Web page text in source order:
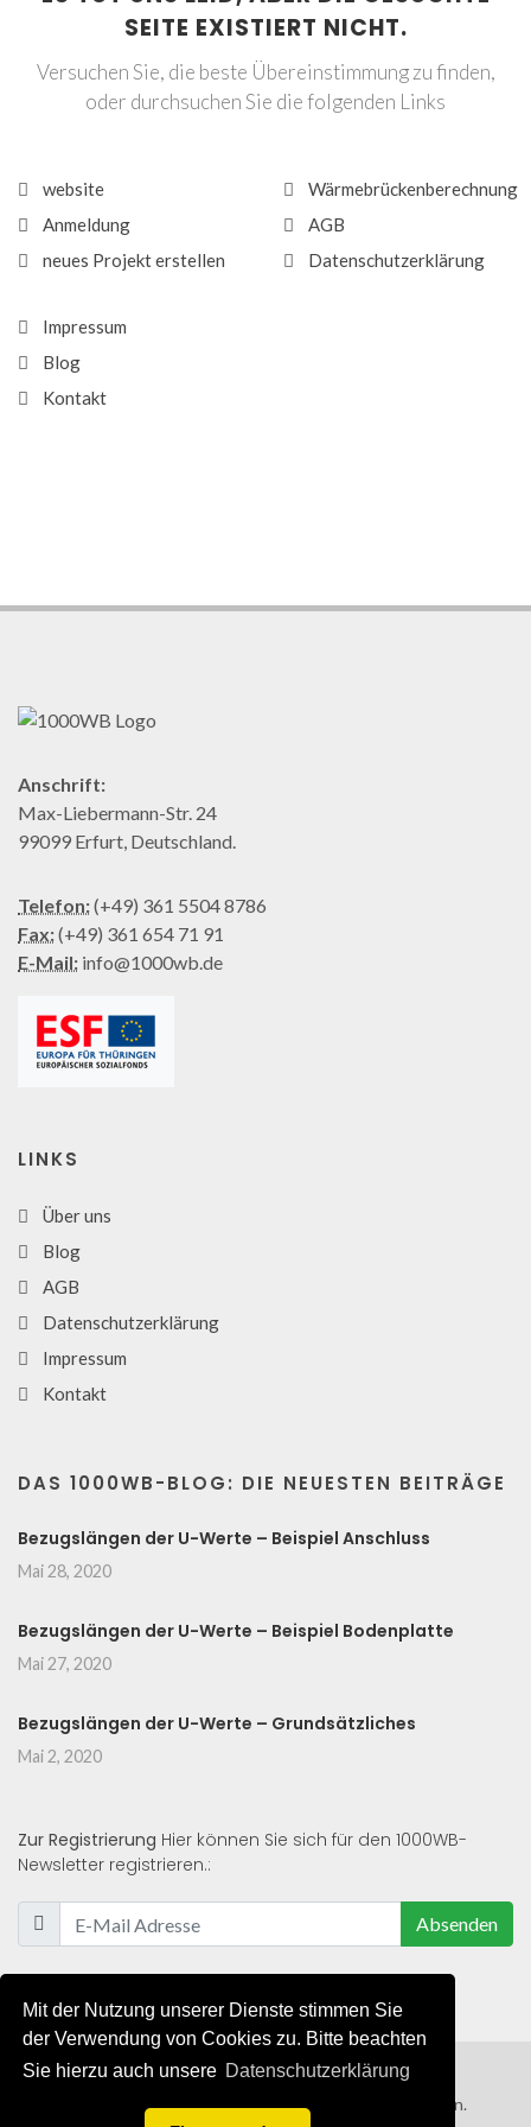
Mit der Nutzung unserer Dienste stimmen Sie
der Verwendung von Cookies zu. Bitte beachten
Sie hierzu auch unsere Datenschutzerklärung
SEITE EXISTIERT NICHT.
Versuchen Sie, die beste Übereinstimmung zu finden,
oder durchsuchen Sie die folgenden Links
website
Anmeldung
neues Projekt erstellen
Wärmebrückenberechnung
AGB
Datenschutzerklärung
Impressum
Blog
Kontakt
Anschrift:
Max-Liebermann-Str. 24
99099 Erfurt, Deutschland.
Telefon:(+49) 361 5504 8786
Fax:(+49) 361 654 71 91
E-Mail: info@1000wb.de
LINKS
Über uns
Blog
AGB
Datenschutzerklärung
Impressum
Kontakt
DAS 1000WB-BLOG: DIE NEUESTEN BEITRÄGE
Bezugslängen der U-Werte – Beispiel Anschluss
Mai 28, 2020
Bezugslängen der U-Werte – Beispiel Bodenplatte
Mai 27, 2020
Bezugslängen der U-Werte – Grundsätzliches
Mai 2, 2020
Zur Registrierung Hier können Sie sich für den 1000WB-
Newsletter registrieren.:
Absenden
© 2019 - 2021 - Alle Rechte von 1000WB vorbehalten.